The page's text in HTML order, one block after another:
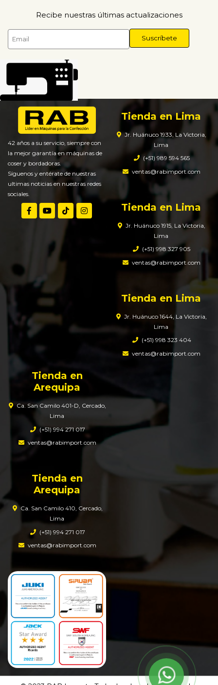
Recibe nuestras últimas actualizaciones
42 años a su servicio, siempre con
la mejor garantía en máquinas de
coser y bordadoras.
Síguenos y entérate de nuestras
ultimas noticias en nuestras redes
sociales.
Tienda en Lima
Jr. Huánuco 1933, La Victoria,
Lima
(+51) 989 594 565
ventas@rabimport.com
Tienda en Lima
Jr. Huánuco 1915, La Victoria,
Lima
(+51) 998 327 905
ventas@rabimport.com
Tienda en Lima
Jr. Huánuco 1644, La Victoria,
Lima
(+51) 998 323 404
ventas@rabimport.com
Tienda en
Arequipa
Ca. San Camilo 401-D, Cercado,
Lima
(+51) 994 271 017
ventas@rabimport.com
Tienda en
Arequipa
Ca. San Camilo 410, Cercado,
Lima
(+51) 994 271 017
ventas@rabimport.com